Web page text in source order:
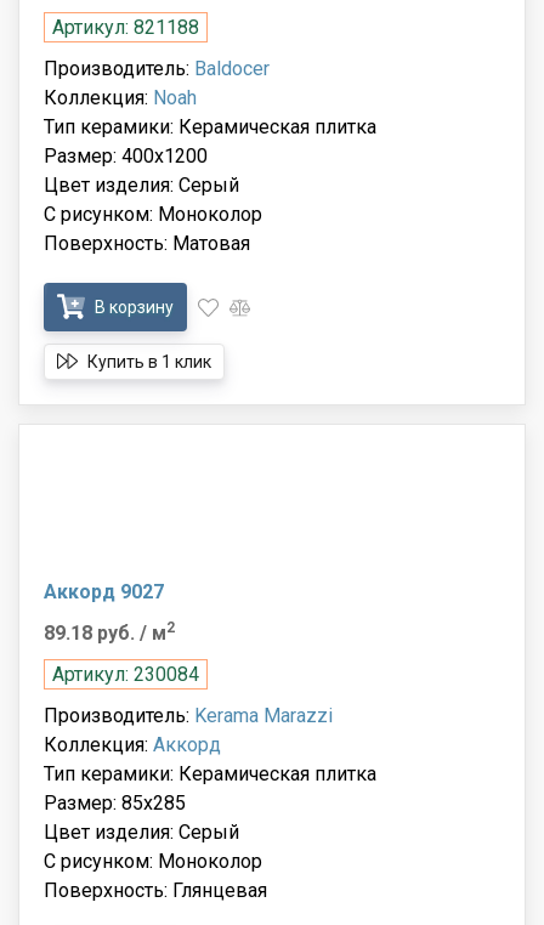
Артикул: 821188
Производитель: Baldocer
Коллекция: Noah
Тип керамики: Керамическая плитка
Размер: 400x1200
Цвет изделия: Серый
С рисунком: Моноколор
Поверхность: Матовая
В корзину
Купить в 1 клик
Аккорд 9027
89.18 руб. / м2
Артикул: 230084
Производитель: Kerama Marazzi
Коллекция: Аккорд
Тип керамики: Керамическая плитка
Размер: 85x285
Цвет изделия: Серый
С рисунком: Моноколор
Поверхность: Глянцевая